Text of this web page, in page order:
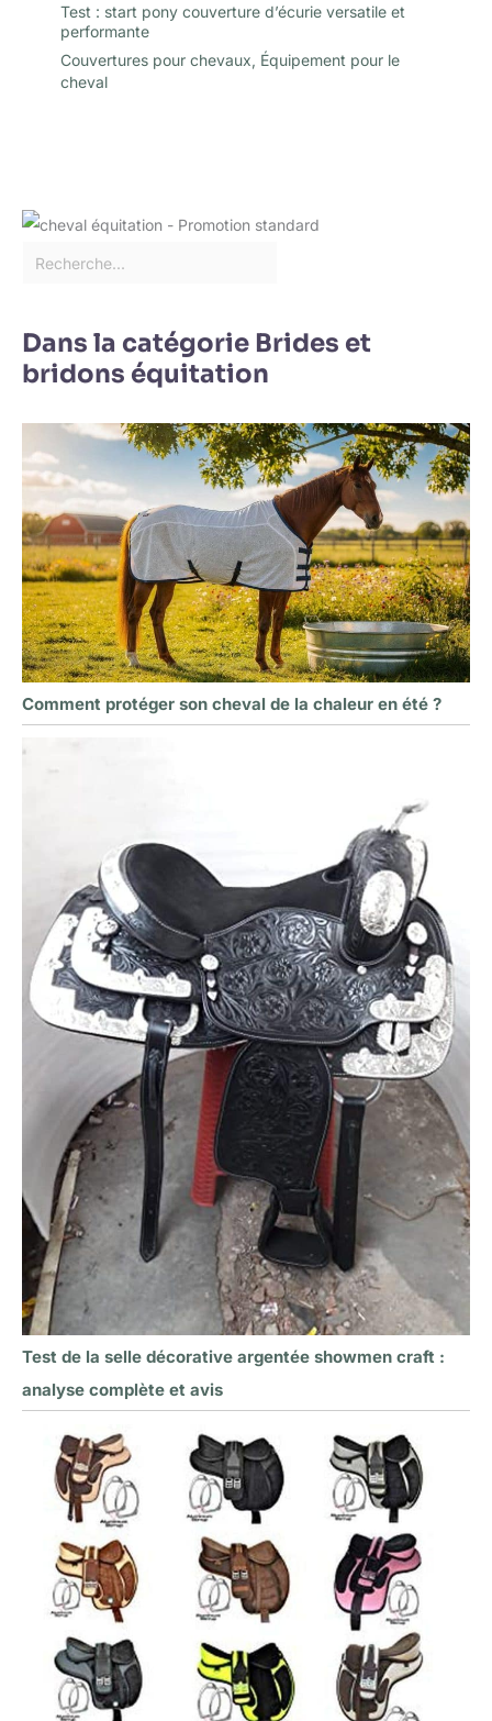
Test : start pony couverture d’écurie versatile et
performante
Couvertures pour chevaux, Équipement pour le
cheval
Dans la catégorie Brides et
bridons équitation
Comment protéger son cheval de la chaleur en été ?
Test de la selle décorative argentée showmen craft :
analyse complète et avis